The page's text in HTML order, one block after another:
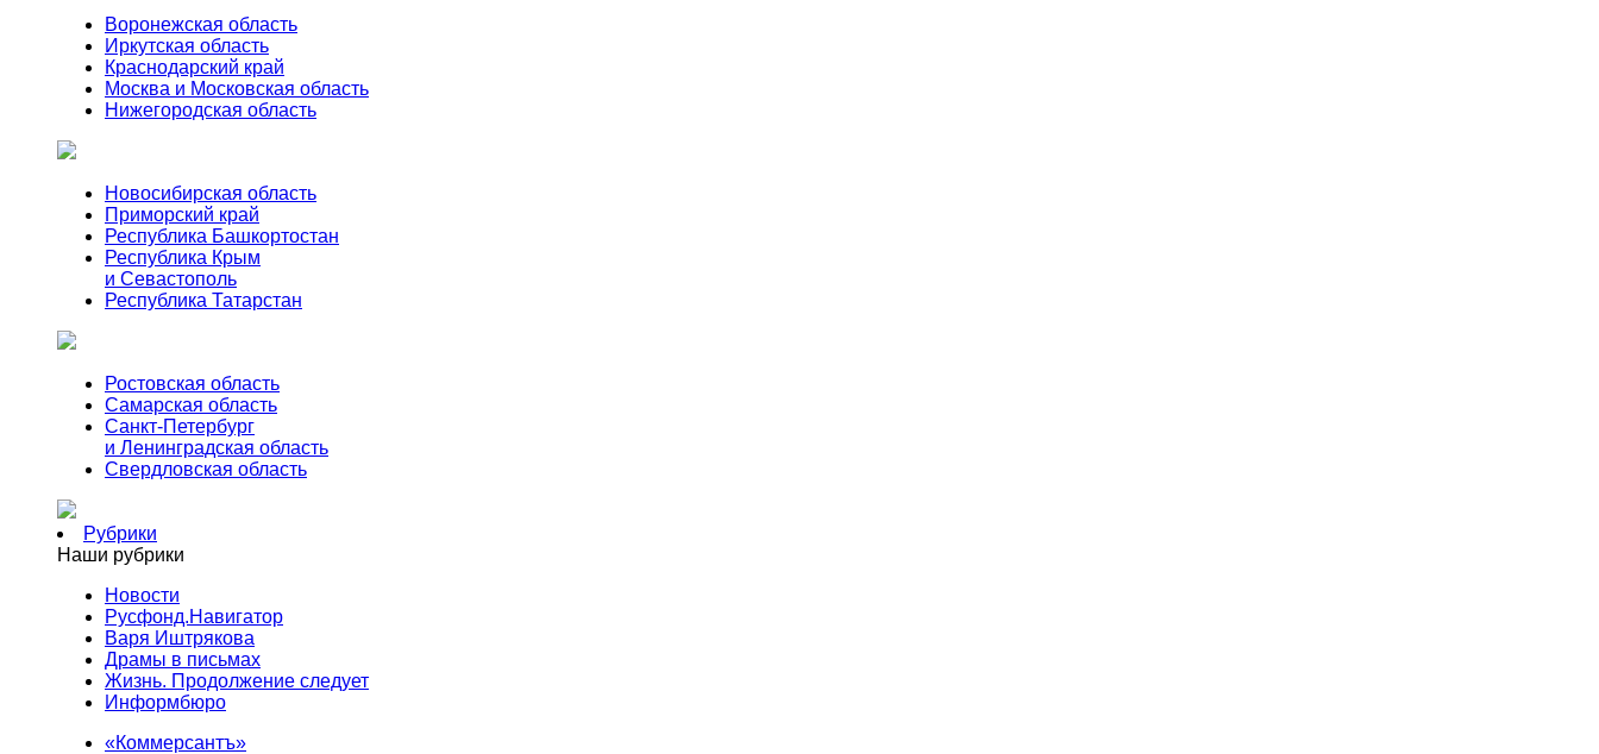
Воронежская область
Иркутская область
Краснодарский край
Москва и Московская область
Нижегородская область
Новосибирская область
Приморский край
Республика Башкортостан
Республика Крым
и Севастополь
Республика Татарстан
Ростовская область
Самарская область
Санкт-Петербург
и Ленинградская область
Свердловская область
Рубрики
Наши рубрики
Новости
Русфонд.Навигатор
Варя Иштрякова
Драмы в письмах
Жизнь. Продолжение следует
Информбюро
«Коммерсантъ»